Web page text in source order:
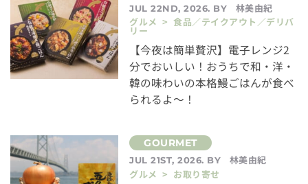
JUL 22ND, 2026. BY
林美由紀
グルメ > 食品／テイクアウト／デリバ
リー
【今夜は簡単贅沢】電子レンジ2
分でおいしい！おうちで和・洋・
韓の味わいの本格鰻ごはんが食べ
られるよ～！
JUL 21ST, 2026. BY
林美由紀
グルメ > お取り寄せ